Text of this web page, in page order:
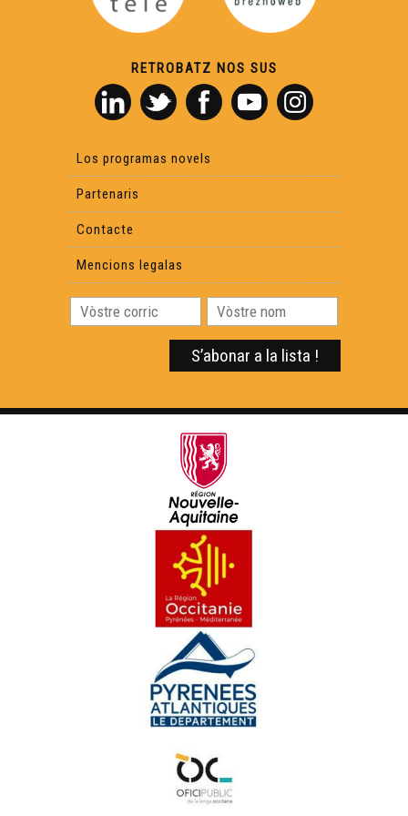
Les 700 ans dels Jòcs Florals - Reportatge
Lo DRAC - Dia de Recampament Aquitan deus
Calandrons - Reportatge
Reportatge
de Tolosa - Reportatge
Diu Negre - Reportatge
Carpentèr - Reportatge
Rosemonde e Jansemin - Reportatge
Visita al COMDT - Reportatge
Electrician - Reportatge
Eth Funerarium dera Vath d'Aspa - Reportatge
Un jogaire de andbòl al Fénix - Reportatge
Ua formacion taus entervienents culturaus au CFPÒC -
RETROBATZ NOS SUS
Los programas novels
Partenaris
Contacte
Mencions legalas